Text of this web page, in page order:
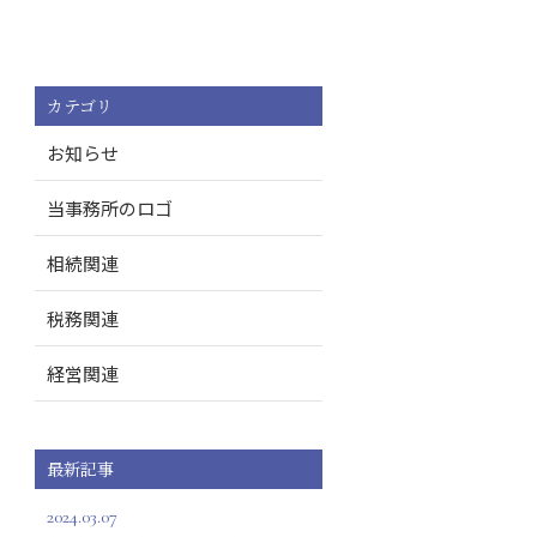
カテゴリ
お知らせ
当事務所のロゴ
相続関連
税務関連
経営関連
最新記事
2024.03.07